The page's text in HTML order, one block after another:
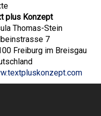
plus Konzept
Thomas-Stein
7
Freiburg im Breisgau